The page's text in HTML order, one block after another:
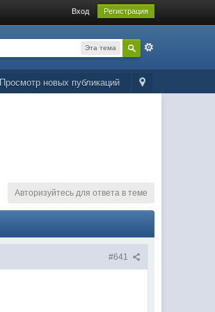
Вход Регистрация
Эта тема
Просмотр новых публикаций
Авторизуйтесь для ответа в теме
#641